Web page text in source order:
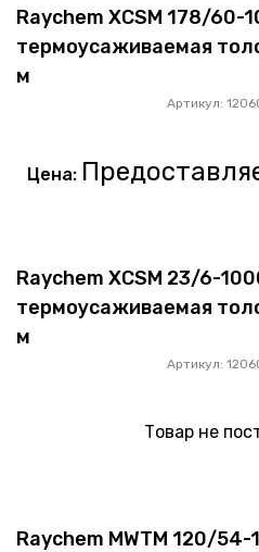
Raychem XCSM 178/60-
термоусаживаемая
м
Артикул:
Цена:
Raychem XCSM 23/6-
термоусаживаемая
м
Артикул:
Товар не
Raychem MWTM 120/